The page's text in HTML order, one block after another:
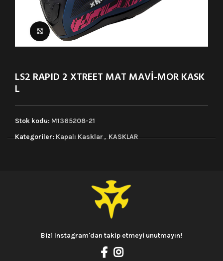
Click to enlarge
LS2 RAPID 2 XTREET MAT MAVİ-MOR KASK
L
Stok kodu: M1365208-21
Kategoriler:Kapalı Kasklar, KASKLAR
Bizi Instagram'dan takip etmeyi unutmayın!